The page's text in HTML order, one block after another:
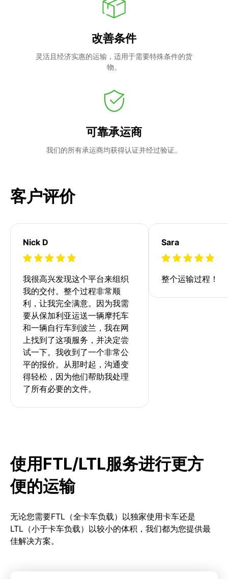
改善条件
灵活且经济实惠的运输，适用于需要特殊条件的货
物。
可靠承运商
我们的所有承运商均获得认证并经过验证。
客户评价
Nick D
我很高兴发现这个平台来组织
我的交付。整个过程非常顺
利，让我完全满意。因为我需
要从保加利亚运送一辆摩托车
和一辆自行车到波兰，我在网
上找到了这项服务，并决定尝
试一下。我收到了一个非常公
平的报价。从那时起，沟通变
得轻松，因为他们帮助我处理
了所有必要的文件。
Sara
整个运输过程！
使用FTL/LTL服务进行更方
便的运输
无论您需要FTL（全卡车负载）以独家使用卡车还是
LTL（小于卡车负载）以较小的体积，我们都为您提供最
佳解决方案。